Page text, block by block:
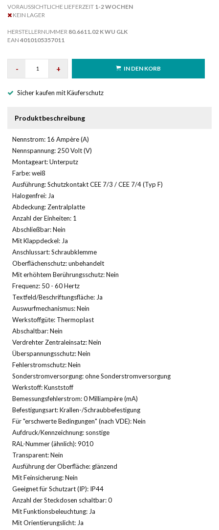
VORAUSSICHTLICHE LIEFERZEIT 1-2 WOCHEN
KEIN LAGER
HERSTELLERNUMMER 80.6611.02 K WU GLK
EAN 4010105357011
- + IN DEN KORB
Sicher kaufen mit Käuferschutz
Produktbeschreibung
Nennstrom: 16 Ampère (A)
Nennspannung: 250 Volt (V)
Montageart: Unterputz
Farbe: weiß
Ausführung: Schutzkontakt CEE 7/3 / CEE 7/4 (Typ F)
Halogenfrei: Ja
Abdeckung: Zentralplatte
Anzahl der Einheiten: 1
Abschließbar: Nein
Mit Klappdeckel: Ja
Anschlussart: Schraubklemme
Oberflächenschutz: unbehandelt
Mit erhöhtem Berührungsschutz: Nein
Frequenz: 50 - 60 Hertz
Textfeld/Beschriftungsfläche: Ja
Auswurfmechanismus: Nein
Werkstoffgüte: Thermoplast
Abschaltbar: Nein
Verdrehter Zentraleinsatz: Nein
Überspannungsschutz: Nein
Fehlerstromschutz: Nein
Sonderstromversorgung: ohne Sonderstromversorgung
Werkstoff: Kunststoff
Bemessungsfehlerstrom: 0 Milliampère (mA)
Befestigungsart: Krallen-/Schraubbefestigung
Für "erschwerte Bedingungen" (nach VDE): Nein
Aufdruck/Kennzeichnung: sonstige
RAL-Nummer (ähnlich): 9010
Transparent: Nein
Ausführung der Oberfläche: glänzend
Mit Feinsicherung: Nein
Geeignet für Schutzart (IP): IP44
Anzahl der Steckdosen schaltbar: 0
Mit Funktionsbeleuchtung: Ja
Mit Orientierungslicht: Ja